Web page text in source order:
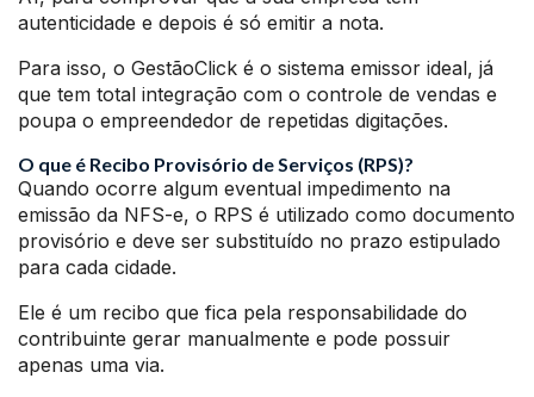
autenticidade e depois é só emitir a nota.
Para isso, o GestãoClick é o sistema emissor ideal, já
que tem total integração com o controle de vendas e
poupa o empreendedor de repetidas digitações.
O que é Recibo Provisório de Serviços (RPS)?
Quando ocorre algum eventual impedimento na
emissão da NFS-e, o RPS é utilizado como documento
provisório e deve ser substituído no prazo estipulado
para cada cidade.
Ele é um recibo que fica pela responsabilidade do
contribuinte gerar manualmente e pode possuir
apenas uma via.